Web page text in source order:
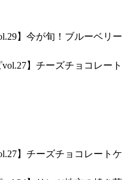
】今が旬！ブルーベリー
】チーズチョコレートケ